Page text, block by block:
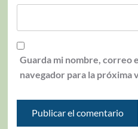
Guarda mi nombre, correo
navegador para la próxima